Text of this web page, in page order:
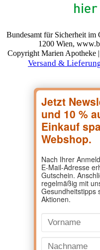
Bundesamt für Sicherheit im
1200 Wien,
Copyright Marien Apotheke |
Versand &